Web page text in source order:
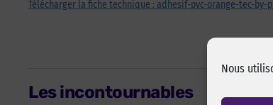
Nous
Télécharger la fiche technique : adhesif-pvc-orange-tec-by-
Les incontournables